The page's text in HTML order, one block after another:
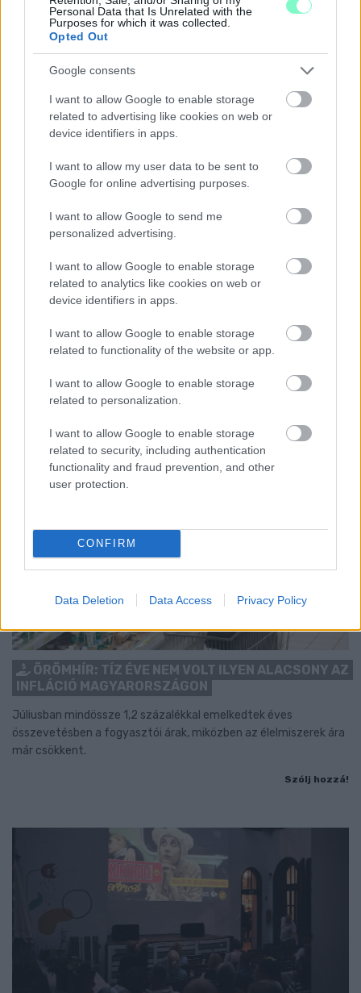
Personal Data that Is Unrelated with the
Purposes for which it was collected.
Opted Out
Google consents
I want to allow Google to enable storage
related to advertising like cookies on web or
device identifiers in apps.
I want to allow my user data to be sent to
Google for online advertising purposes.
I want to allow Google to send me
personalized advertising.
I want to allow Google to enable storage
related to analytics like cookies on web or
device identifiers in apps.
I want to allow Google to enable storage
related to functionality of the website or app.
I want to allow Google to enable storage
related to personalization.
I want to allow Google to enable storage
related to security, including authentication
functionality and fraud prevention, and other
user protection.
CONFIRM
Data Deletion Data Access Privacy Policy
PIKNIK ITALOK: ÍZEK ÉS ÉLMÉNYEK A SZABADBAN
Ahogy tavaszodik és a nap egyre tovább marad velünk, sokaknak
támad kedve kirándulni a természetbe.
Szólj hozzá!
ÖRÖMHÍR: TÍZ ÉVE NEM VOLT ILYEN ALACSONY AZ
INFLÁCIÓ MAGYARORSZÁGON
Júliusban mindössze 1,2 százalékkal emelkedtek éves
összevetésben a fogyasztói árak, miközben az élelmiszerek ára
már csökkent.
Szólj hozzá!